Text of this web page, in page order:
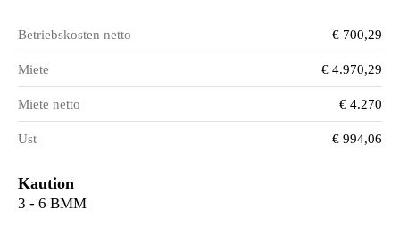
Betriebskosten netto € 700,29
Miete € 4.970,29
Miete netto € 4.270
Ust € 994,06
Kaution
3 - 6 BMM